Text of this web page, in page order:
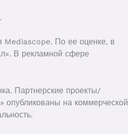
Mediascope. По ее оценке, в
В рекламной сфере
Партнерские проекты/
на коммерческой